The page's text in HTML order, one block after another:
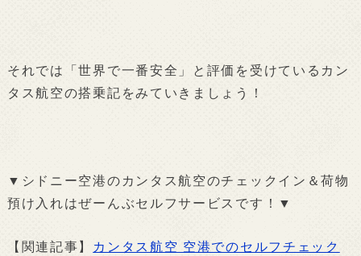
それでは「世界で一番安全」と評価を受けているカン
タス航空の搭乗記をみていきましょう！
▼シドニー空港のカンタス航空のチェックイン＆荷物
預け入れはぜーんぶセルフサービスです！▼
【関連記事】
カンタス航空 空港でのセルフチェック